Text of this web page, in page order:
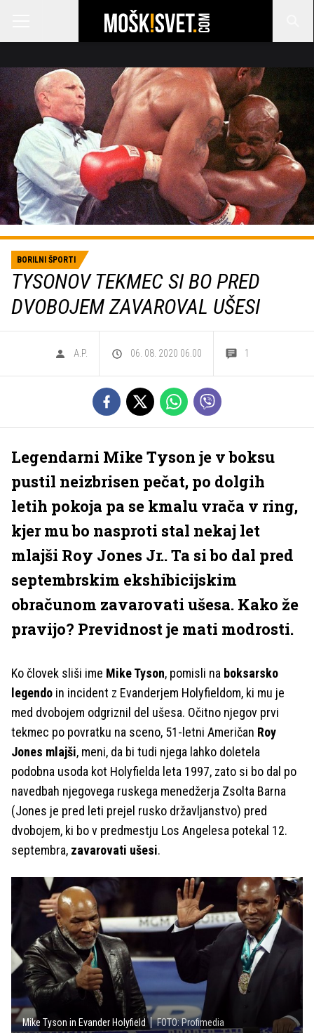
BORILNI ŠPORTI
TYSONOV TEKMEC SI BO PRED
DVOBOJEM ZAVAROVAL UŠESI
A.P. 06. 08. 2020 06.00 1
Legendarni Mike Tyson je v boksu
pustil neizbrisen pečat, po dolgih
letih pokoja pa se kmalu vrača v ring,
kjer mu bo nasproti stal nekaj let
mlajši Roy Jones Jr.. Ta si bo dal pred
septembrskim ekshibicijskim
obračunom zavarovati ušesa. Kako že
pravijo? Previdnost je mati modrosti.
Ko človek sliši ime Mike Tyson, pomisli na boksarsko
legendo in incident z Evanderjem Holyfieldom, ki mu je
med dvobojem odgriznil del ušesa. Očitno njegov prvi
tekmec po povratku na sceno, 51-letni Američan Roy
Jones mlajši, meni, da bi tudi njega lahko doletela
podobna usoda kot Holyfielda leta 1997, zato si bo dal po
navedbah njegovega ruskega menedžerja Zsolta Barna
(Jones je pred leti prejel rusko državljanstvo) pred
dvobojem, ki bo v predmestju Los Angelesa potekal 12.
septembra, zavarovati ušesi.
Mike Tyson in Evander Holyfield FOTO: Profimedia